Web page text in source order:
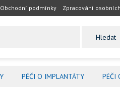
Obchodní podmínky Zpracování
PÉČI O IMPLANTÁTY PÉČI